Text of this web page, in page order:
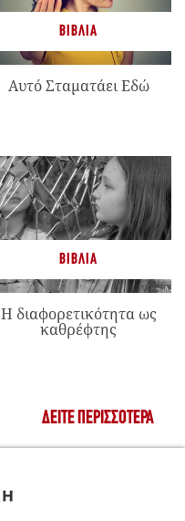
ΒΙΒΛΊΑ
Αυτό Σταματάει Εδώ
ΒΙΒΛΊΑ
Η διαφορετικότητα ως
καθρέφτης
ΔΕΊΤΕ ΠΕΡΙΣΣΌΤΕΡΑ